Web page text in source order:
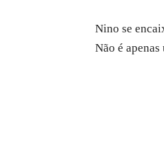
Nino se
Não é